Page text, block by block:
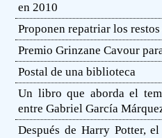
en 2010
Proponen repatriar los
Premio Grinzane Cavour
Postal de una biblioteca
Un libro que aborda el
entre Gabriel García
Después de Harry Potter,